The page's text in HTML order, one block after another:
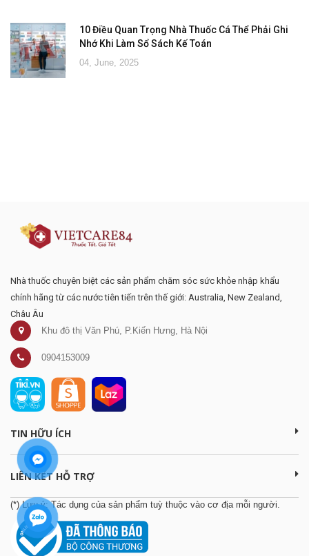
10 Điều Quan Trọng Nhà Thuốc Cá Thể Phải Ghi
Nhớ Khi Làm Sổ Sách Kế Toán
04, June, 2025
Nhà thuốc chuyên biệt các sản phẩm chăm sóc sức khỏe nhập khẩu
chính hãng từ các nước tiên tiến trên thế giới: Australia, New Zealand,
Châu Âu
Khu đô thị Văn Phú, P.Kiến Hưng, Hà Nội
0904153009
TIN HỮU ÍCH
LIÊN KẾT HỖ TRỢ
(*) Lưu ý: Tác dụng của sản phẩm tuỳ thuộc vào cơ địa mỗi người.